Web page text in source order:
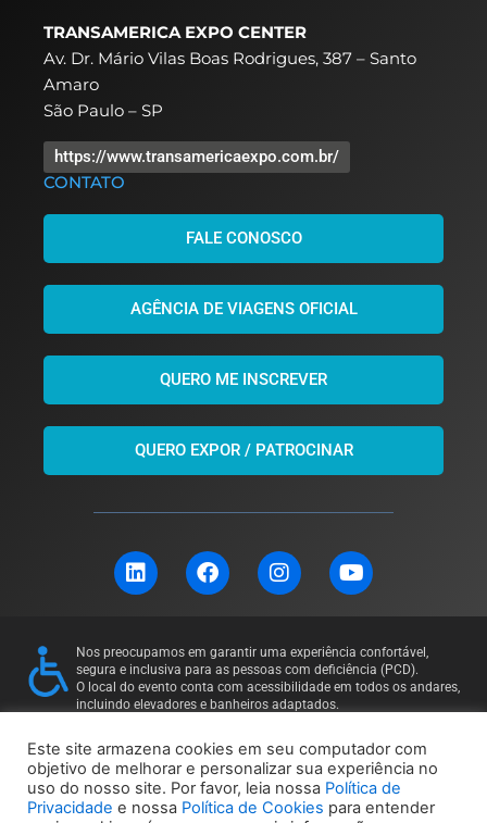
TRANSAMERICA EXPO CENTER
Av. Dr. Mário Vilas Boas Rodrigues, 387 – Santo
Amaro
São Paulo – SP
https://www.transamericaexpo.com.br/
CONTATO
FALE CONOSCO
AGÊNCIA DE VIAGENS OFICIAL
QUERO ME INSCREVER
QUERO EXPOR / PATROCINAR
L
i
e
d
i
n
F
a
b
o
o
k
I
n
a
g
r
a
Y
o
u
b
e
Nos preocupamos em garantir uma experiência confortável,
segura e inclusiva para as pessoas com deficiência (PCD).
O local do evento conta com acessibilidade em todos os andares,
incluindo elevadores e banheiros adaptados.
contato: 11 97169-5011
Política de Privacidade Política de Cookies
Este site armazena cookies em seu computador com
objetivo de melhorar e personalizar sua experiência no
uso do nosso site. Por favor, leia nossa Política de
Privacidade e nossa Política de Cookies para entender